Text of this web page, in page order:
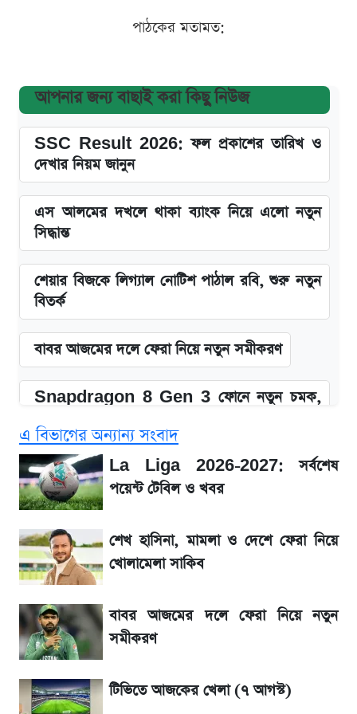
পাঠকের মতামত:
আপনার জন্য বাছাই করা কিছু নিউজ
SSC Result 2026: ফল প্রকাশের তারিখ ও
দেখার নিয়ম জানুন
এস আলমের দখলে থাকা ব্যাংক নিয়ে এলো নতুন
সিদ্ধান্ত
শেয়ার বিজকে লিগ্যাল নোটিশ পাঠাল রবি, শুরু নতুন
বিতর্ক
বাবর আজমের দলে ফেরা নিয়ে নতুন সমীকরণ
Snapdragon 8 Gen 3 ফোনে নতুন চমক,
সাকিবের বাড়িতে হামলা নিয়ে মুখ খুললেন দিলীপ
ঘোষ
জেনে নিন আজকের সোনা ও রুপার সর্বশেষ দাম
তাপমাত্রা নিয়ে নতুন পূর্বাভাস দিল আবহাওয়া অফিস
১৮০ দিনের মূল্যায়ন শেষে মন্ত্রিসভায় পরিবর্তন
রবির বড় সাফল্য! আয় কম বাড়লেও রেকর্ড মুনাফা ও
গ্রাহক বৃদ্ধি
এ বিভাগের অন্যান্য সংবাদ
La Liga 2026-2027: সর্বশেষ
পয়েন্ট টেবিল ও খবর
শেখ হাসিনা, মামলা ও দেশে ফেরা নিয়ে
খোলামেলা সাকিব
বাবর আজমের দলে ফেরা নিয়ে নতুন
সমীকরণ
টিভিতে আজকের খেলা (৭ আগস্ট)